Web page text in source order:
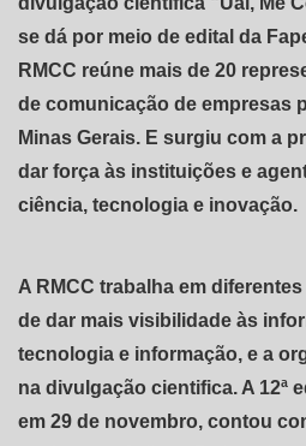
se dá por meio de edital da
RMCC reúne mais de 20
de comunicação de empresas
Minas Gerais. E surgiu com a
dar força às instituições e
ciência, tecnologia e inovação.
A RMCC trabalha em
de dar mais visibilidade às
tecnologia e informação, e a
na divulgação cientifica. A 12ª
em 29 de novembro, contou